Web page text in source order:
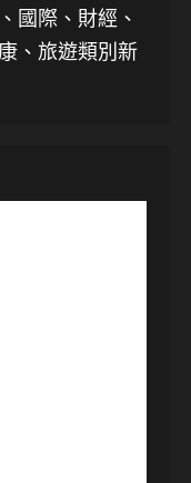
國際、財經、
、旅遊類別新